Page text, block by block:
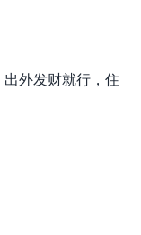
外发财就行，住